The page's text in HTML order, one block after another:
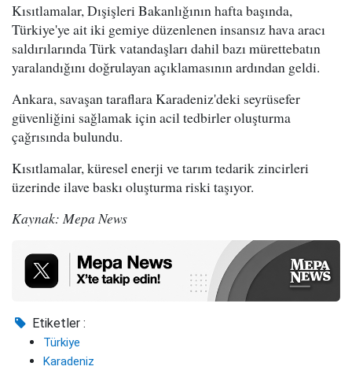
Kısıtlamalar, Dışişleri Bakanlığının hafta başında,
Türkiye'ye ait iki gemiye düzenlenen insansız hava aracı
saldırılarında Türk vatandaşları dahil bazı mürettebatın
yaralandığını doğrulayan açıklamasının ardından geldi.
Ankara, savaşan taraflara Karadeniz'deki seyrüsefer
güvenliğini sağlamak için acil tedbirler oluşturma
çağrısında bulundu.
Kısıtlamalar, küresel enerji ve tarım tedarik zincirleri
üzerinde ilave baskı oluşturma riski taşıyor.
Kaynak: Mepa News
Etiketler :
Türkiye
Karadeniz